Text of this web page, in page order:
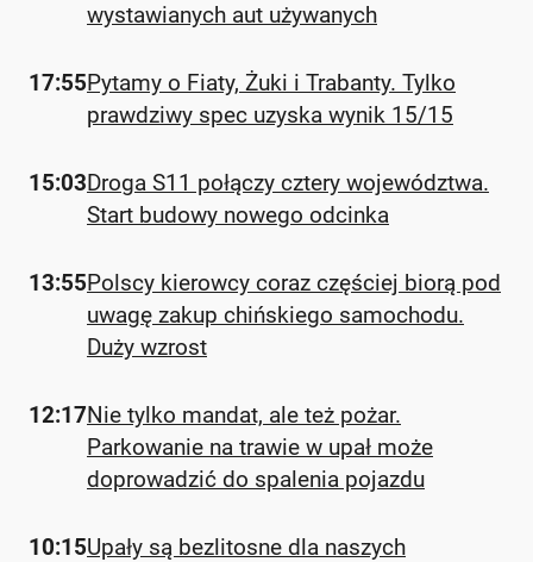
wystawianych aut używanych
17:55Pytamy o Fiaty, Żuki i Trabanty. Tylko
prawdziwy spec uzyska wynik 15/15
15:03Droga S11 połączy cztery województwa.
Start budowy nowego odcinka
13:55Polscy kierowcy coraz częściej biorą pod
uwagę zakup chińskiego samochodu.
Duży wzrost
12:17Nie tylko mandat, ale też pożar.
Parkowanie na trawie w upał może
doprowadzić do spalenia pojazdu
10:15Upały są bezlitosne dla naszych